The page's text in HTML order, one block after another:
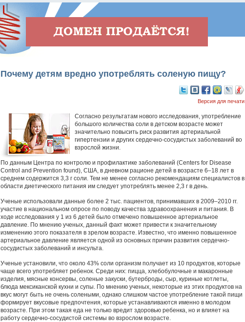
Почему детям вредно употреблять соленую пищу?
Версия для печати
Согласно результатам нового исследования, употребление
большого количества соли в детском возрасте может
значительно повысить риск развития артериальной
гипертензии и других сердечно-сосудистых заболеваний во
взрослой жизни.
По данным Центра по контролю и профилактике заболеваний (Centers for Disease
Control and Prevention found), США, в дневном рационе детей в возрасте 6–18 лет в
среднем содержится 3,3 г соли. Тем не менее согласно рекомендациям специалистов в
области диетического питания им следует употреблять менее 2,3 г в день.
Ученые использовали данные более 2 тыс. пациентов, принимавших в 2009–2010 гг.
участие в национальном опросе по поводу качества здравоохранения и питания. В
ходе исследования у 1 из 6 детей было отмечено повышенное артериальное
давление. По мнению ученых, данный факт может привести к значительному
изменению этого показателя в зрелом возрасте. Известно, что именно повышенное
артериальное давление является одной из основных причин развития сердечно-
сосудистых заболеваний и инсульта.
Ученые установили, что около 43% соли организм получает из 10 продуктов, которые
чаще всего употребляет ребенок. Среди них: пицца, хлебобулочные и макаронные
изделия, мясные консервы, соленые закуски, бутерброды, сыр, куриные котлеты,
блюда мексиканской кухни и супы. По мнению ученых, некоторые из этих продуктов на
вкус могут быть не очень солеными, однако слишком частое употребление такой пищи
формирует вкусовые предпочтения, которые устанавливаются именно в молодом
возрасте. При этом такая еда не только вредит здоровью ребенка, но и влияет на
работу сердечно-сосудис­той системы во взрослом возрасте.